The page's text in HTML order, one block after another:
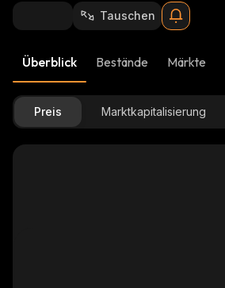
Tauschen
Überblick Bestände Märkte
Preis Marktkapitalisierung